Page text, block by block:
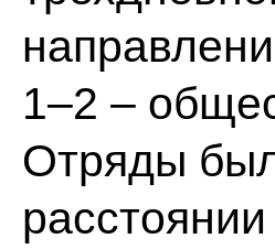
1–2 –
Отряды